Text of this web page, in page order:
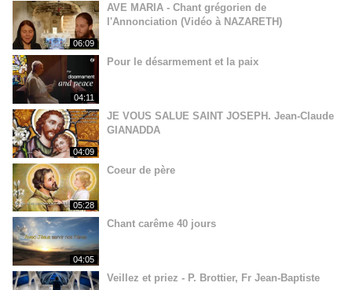
06:09
AVE MARIA - Chant grégorien de
l'Annonciation (Vidéo à NAZARETH)
04:11
Pour le désarmement et la paix
04:09
JE VOUS SALUE SAINT JOSEPH. Jean-Claude
GIANADDA
05:28
Coeur de père
04:05
Chant carême 40 jours
Veillez et priez - P. Brottier, Fr Jean-Baptiste